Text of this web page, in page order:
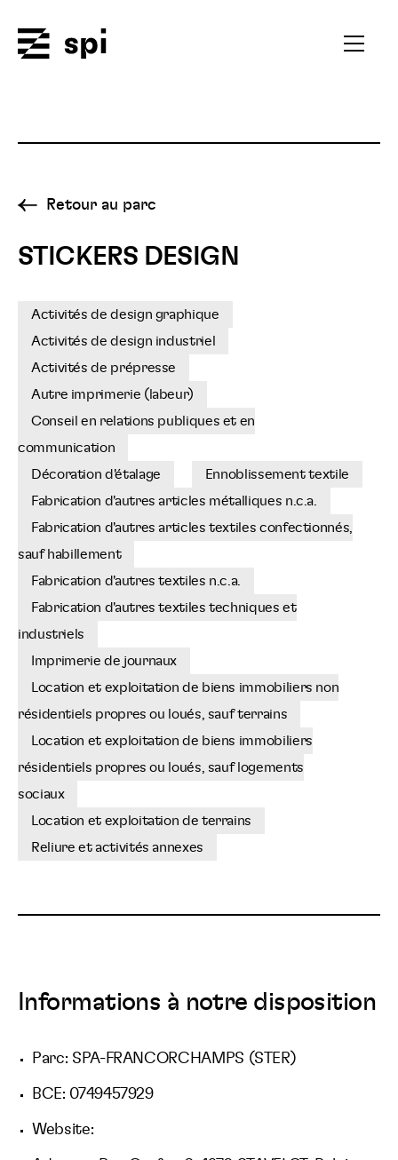
Ouvrir
Retour au parc
STICKERS DESIGN
Activités de design graphique
Activités de design industriel
Activités de prépresse
Autre imprimerie (labeur)
Conseil en relations publiques et en
communication
Décoration d'étalage
Ennoblissement textile
Fabrication d'autres articles métalliques n.c.a.
Fabrication d'autres articles textiles confectionnés,
sauf habillement
Fabrication d'autres textiles n.c.a.
Fabrication d'autres textiles techniques et
industriels
Imprimerie de journaux
Location et exploitation de biens immobiliers non
résidentiels propres ou loués, sauf terrains
Location et exploitation de biens immobiliers
résidentiels propres ou loués, sauf logements
sociaux
Location et exploitation de terrains
Reliure et activités annexes
Informations à notre disposition
Parc: SPA-FRANCORCHAMPS (STER)
BCE: 0749457929
Website: